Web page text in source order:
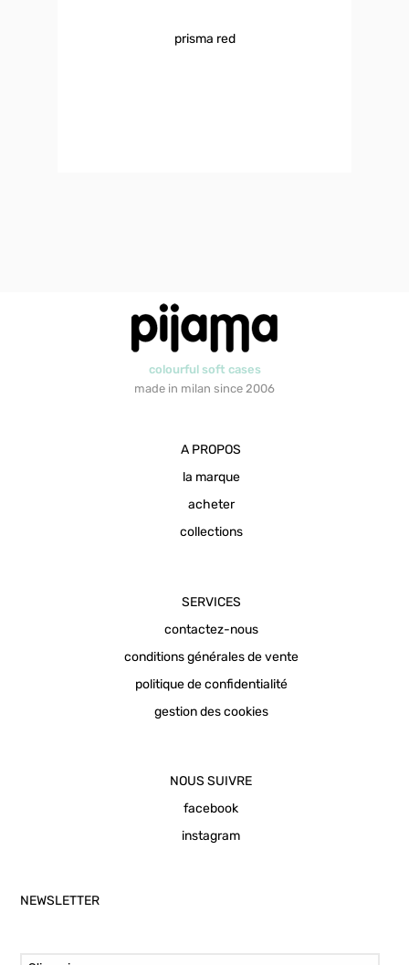
prisma red
colourful soft cases
made in milan since 2006
A PROPOS
la marque
acheter
collections
SERVICES
contactez-nous
conditions générales de vente
politique de confidentialité
gestion des cookies
NOUS SUIVRE
facebook
instagram
NEWSLETTER